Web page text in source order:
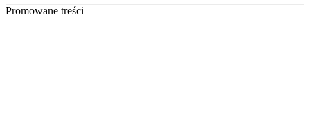
Promowane treści